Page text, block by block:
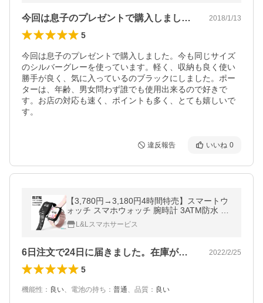
今回は息子のプレゼントで購入しました。… 2018/1/13
5
今回は息子のプレゼントで購入しました。今も同じサイズ
のシルバーグレーを使っています。軽く、収納も良く使い
勝手が良く、気に入っているのブラックにしました。ポー
ターは、年齢、男女問わず誰でも使用出来るので好きで
す。お店の対応も速く、ポイントも多く、とても嬉しいで
す。
違反報告 いいね 0
【3,780円→3,180円4時間特売】スマートウ
ォッチ スマホウォッチ 腕時計 3ATM防水 健
康管理 心拍数 血中酸素 歩数計 1.9インチ メ
ンズ 爆買
L&Lスマホサービス
6日注文で24日に届きました。在庫がナ… 2022/2/25
5
機能性 ： 良い、 電池の持ち ： 普通、 品質 ： 良い